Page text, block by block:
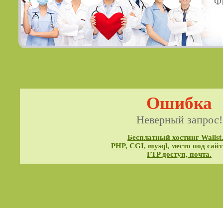
Ошибка
Неверный запрос!
Бесплатный хостинг
PHP, CGI, mysql, место под
FTP доступ, почта.